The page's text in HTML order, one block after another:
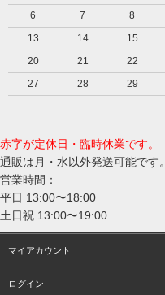
6
7 8
13
14 15
20
21 22
27
28 29
赤字が定休日・臨時休業です。
通販は月・水以外発送可能です。
営業時間：
平日 13:00〜18:00
土日祝 13:00〜19:00
マイアカウント
ログイン